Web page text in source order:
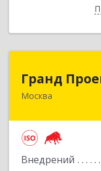
Гранд
Москва
Внедрений
111033,